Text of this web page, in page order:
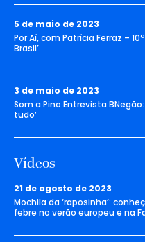
5 de maio de 2023
Por Aí, com Patrícia Ferraz –
Brasil’
3 de maio de 2023
Som a Pino Entrevista
tudo’
Vídeos
21 de agosto de 2023
Mochila da ‘raposinha’:
febre no verão europeu e na